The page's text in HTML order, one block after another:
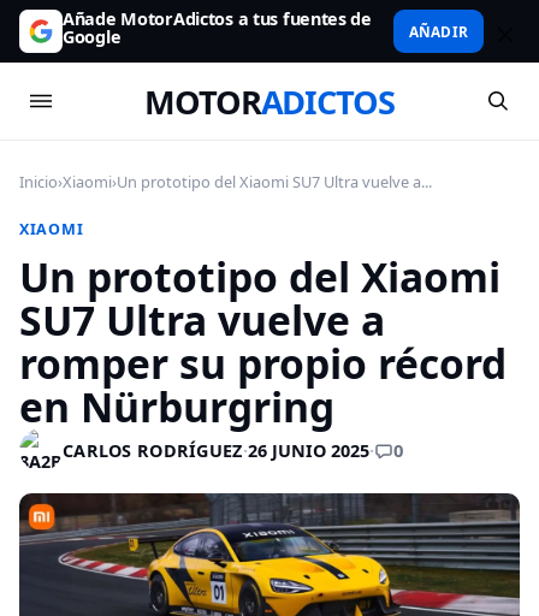
Añade MotorAdictos a tus fuentes de
Google AÑADIR
MOTORADICTOS
Inicio›Xiaomi›Un prototipo del Xiaomi SU7 Ultra vuelve a...
XIAOMI
Un prototipo del Xiaomi
SU7 Ultra vuelve a
romper su propio récord
en Nürburgring
CARLOS RODRÍGUEZ·26 JUNIO 2025· 0